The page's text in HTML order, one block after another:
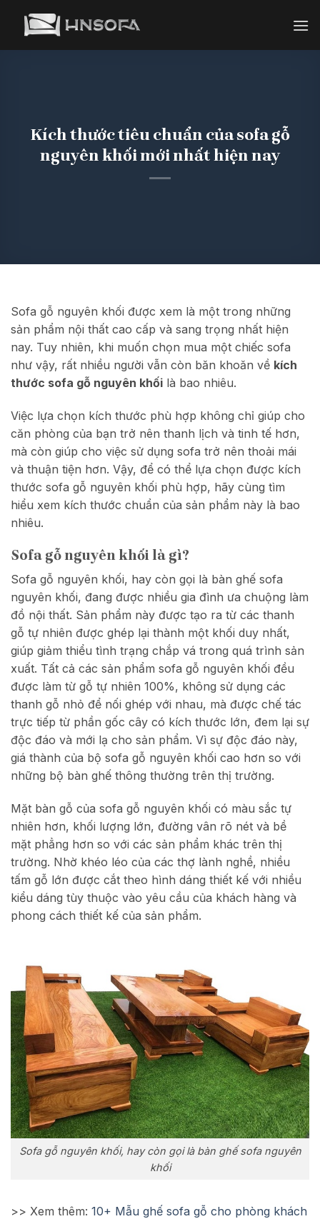
Kích thước tiêu chuẩn của sofa gỗ
nguyên khối mới nhất hiện nay
Sofa gỗ nguyên khối được xem là một trong những
sản phẩm nội thất cao cấp và sang trọng nhất hiện
nay. Tuy nhiên, khi muốn chọn mua một chiếc sofa
như vậy, rất nhiều người vẫn còn băn khoăn về kích
thước sofa gỗ nguyên khối là bao nhiêu.
Việc lựa chọn kích thước phù hợp không chỉ giúp cho
căn phòng của bạn trở nên thanh lịch và tinh tế hơn,
mà còn giúp cho việc sử dụng sofa trở nên thoải mái
và thuận tiện hơn. Vậy, để có thể lựa chọn được kích
thước sofa gỗ nguyên khối phù hợp, hãy cùng tìm
hiểu xem kích thước chuẩn của sản phẩm này là bao
nhiêu.
Sofa gỗ nguyên khối là gì?
Sofa gỗ nguyên khối, hay còn gọi là bàn ghế sofa
nguyên khối, đang được nhiều gia đình ưa chuộng làm
đồ nội thất. Sản phẩm này được tạo ra từ các thanh
gỗ tự nhiên được ghép lại thành một khối duy nhất,
giúp giảm thiểu tình trạng chắp vá trong quá trình sản
xuất. Tất cả các sản phẩm sofa gỗ nguyên khối đều
được làm từ gỗ tự nhiên 100%, không sử dụng các
thanh gỗ nhỏ để nối ghép với nhau, mà được chế tác
trực tiếp từ phần gốc cây có kích thước lớn, đem lại sự
độc đáo và mới lạ cho sản phẩm. Vì sự độc đáo này,
giá thành của bộ sofa gỗ nguyên khối cao hơn so với
những bộ bàn ghế thông thường trên thị trường.
Mặt bàn gỗ của sofa gỗ nguyên khối có màu sắc tự
nhiên hơn, khối lượng lớn, đường vân rõ nét và bề
mặt phẳng hơn so với các sản phẩm khác trên thị
trường. Nhờ khéo léo của các thợ lành nghề, nhiều
tấm gỗ lớn được cắt theo hình dáng thiết kế với nhiều
kiểu dáng tùy thuộc vào yêu cầu của khách hàng và
phong cách thiết kế của sản phẩm.
Sofa gỗ nguyên khối, hay còn gọi là bàn ghế sofa nguyên
khối
>> Xem thêm: 10+ Mẫu ghế sofa gỗ cho phòng khách